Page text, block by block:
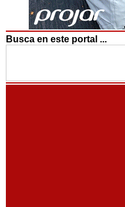
Busca en este portal ...